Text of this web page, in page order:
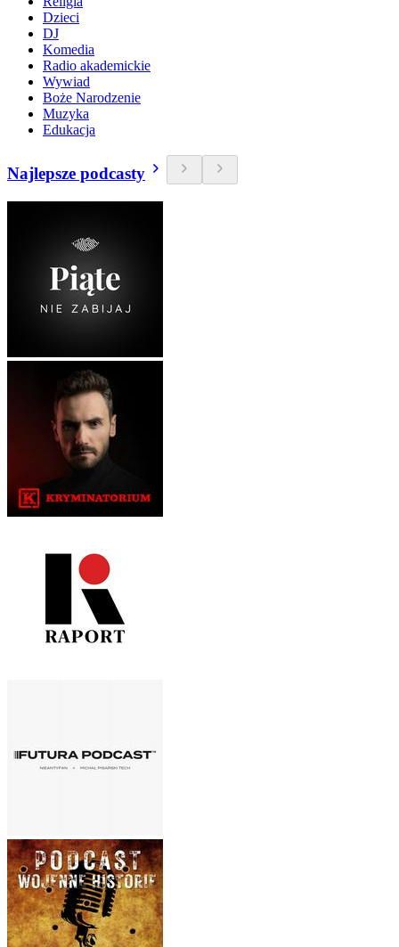
Dzieci
DJ
Komedia
Radio akademickie
Wywiad
Boże Narodzenie
Muzyka
Edukacja
Najlepsze podcasty